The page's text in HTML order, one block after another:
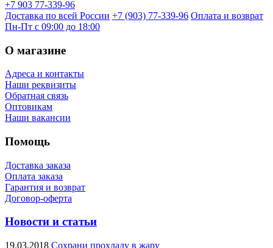
+7 903 77-339-96
Доставка по всей России +7 (903) 77-339-96 Оплата и возврат
Пн-Пт с 09:00 до 18:00
О магазине
Адреса и контакты
Наши реквизиты
Обратная связь
Оптовикам
Наши вакансии
Помощь
Доставка заказа
Оплата заказа
Гарантия и возврат
Договор-оферта
Новости и статьи
19.03.2018 Сохрани прохладу в жару